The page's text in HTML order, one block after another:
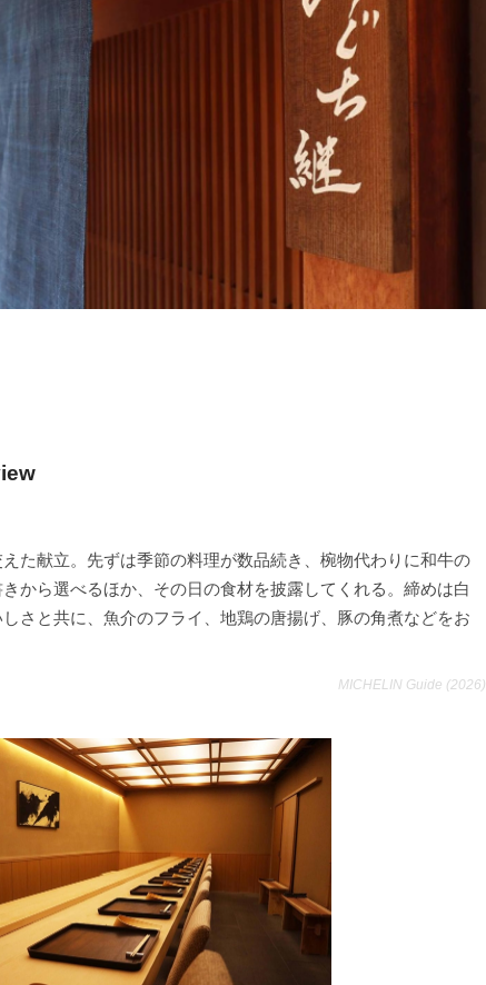
た献立。先ずは季節の料理が数品続き、椀物代わりに和牛の
から選べるほか、その日の食材を披露してくれる。締めは白
さと共に、魚介のフライ、地鶏の唐揚げ、豚の角煮などをお
MICHELIN Guide (2026)